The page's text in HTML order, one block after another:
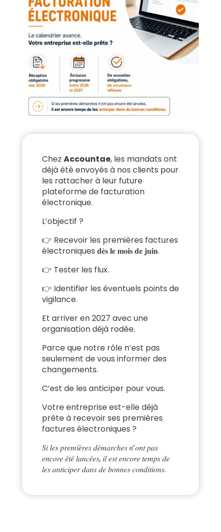
Chez Accountae, les mandats ont
déjà été envoyés à nos clients pour
les rattacher à leur future
plateforme de facturation
électronique.
L’objectif ?
👉 Recevoir les premières factures
électroniques 𝐝𝐞̀𝐬 𝐥𝐞 𝐦𝐨𝐢𝐬 𝐝𝐞 𝐣𝐮𝐢𝐧.
👉 Tester les flux.
👉 Identifier les éventuels points de
vigilance.
Et arriver en 2027 avec une
organisation déjà rodée.
Parce que notre rôle n’est pas
seulement de vous informer des
changements.
C’est de les anticiper pour vous.
Votre entreprise est-elle déjà
prête à recevoir ses premières
factures électroniques ?
𝑆𝑖 𝑙𝑒𝑠 𝑝𝑟𝑒𝑚𝑖𝑒̀𝑟𝑒𝑠 𝑑𝑒́𝑚𝑎𝑟𝑐ℎ𝑒𝑠 𝑛’𝑜𝑛𝑡 𝑝𝑎𝑠
𝑒𝑛𝑐𝑜𝑟𝑒 𝑒́𝑡𝑒́ 𝑙𝑎𝑛𝑐𝑒́𝑒𝑠, 𝑖𝑙 𝑒𝑠𝑡 𝑒𝑛𝑐𝑜𝑟𝑒 𝑡𝑒𝑚𝑝𝑠 𝑑𝑒
𝑙𝑒𝑠 𝑎𝑛𝑡𝑖𝑐𝑖𝑝𝑒𝑟 𝑑𝑎𝑛𝑠 𝑑𝑒 𝑏𝑜𝑛𝑛𝑒𝑠 𝑐𝑜𝑛𝑑𝑖𝑡𝑖𝑜𝑛𝑠.